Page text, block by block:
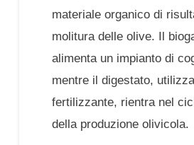
materiale organico di
molitura delle olive. Il
alimenta un impianto di
mentre il digestato,
fertilizzante, rientra nel
della produzione olivicola.